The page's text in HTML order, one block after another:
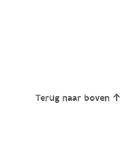
Terug naar boven